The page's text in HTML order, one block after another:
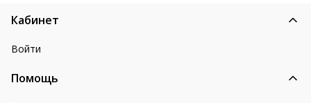
Кабинет
Войти
Помощь